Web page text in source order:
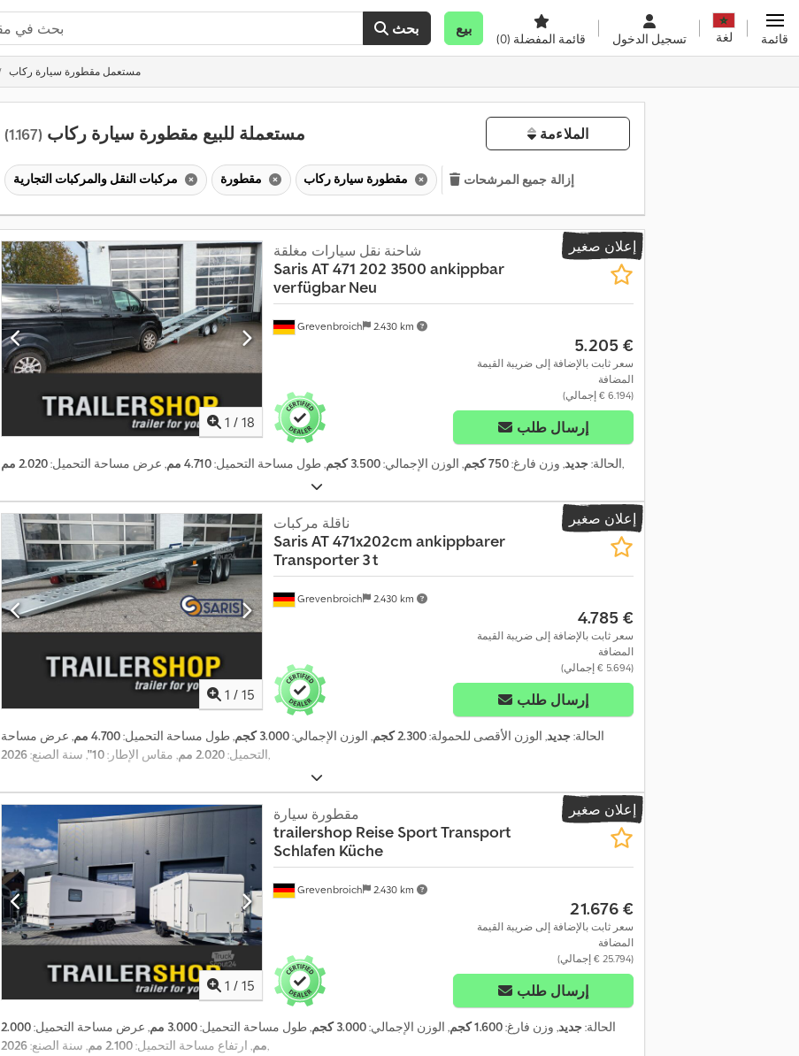
بحث بيع
قائمة المفضلة (0) تسجيل الدخول لغة قائمة
مستعمل مقطورة سيارة ركاب
مستعملة للبيع مقطورة سيارة ركاب (1.167) الملاءمة
إزالة جميع المرشحات
إعلان صغير
1 / 18
Grevenbroich 2.430 km
شاحنة نقل سيارات مغلقة
SarisAT 471 202 3500 ankippbar
verfügbar Neu
‏5.205 €
سعر ثابت بالإضافة إلى ضريبة القيمة
المضافة
(‏6.194 € إجمالي)
إرسال طلب
الحالة:جديد, وزن فارغ:750 كجم , الوزن الإجمالي:3.500 كجم , طول مساحة التحميل:4.710 مم , عرض مساحة التحميل:2.020 مم ,
إعلان صغير
1 / 15
Grevenbroich 2.430 km
ناقلة مركبات
SarisAT 471x202cm ankippbarer
Transporter 3 t
‏4.785 €
سعر ثابت بالإضافة إلى ضريبة القيمة
المضافة
(‏5.694 € إجمالي)
إرسال طلب
الحالة:جديد, الوزن الأقصى للحمولة:2.300 كجم , الوزن الإجمالي:3.000 كجم , طول مساحة التحميل:4.700 مم
, عرض مساحة
التحميل:2.020 مم , مقاس الإطار:10" , سنة الصنع:2026 ,
إعلان صغير
1 / 15
Grevenbroich 2.430 km
مقطورة سيارة
trailershop Reise Sport Transport
Schlafen Küche
‏21.676 €
سعر ثابت بالإضافة إلى ضريبة القيمة
المضافة
(‏25.794 € إجمالي)
إرسال طلب
الحالة:جديد, وزن فارغ:1.600 كجم , الوزن الإجمالي:3.000 كجم , طول مساحة التحميل:3.000 مم , عرض مساحة التحميل:2.000
مم, ارتفاع مساحة التحميل:2.100 مم , سنة الصنع:2026 ,